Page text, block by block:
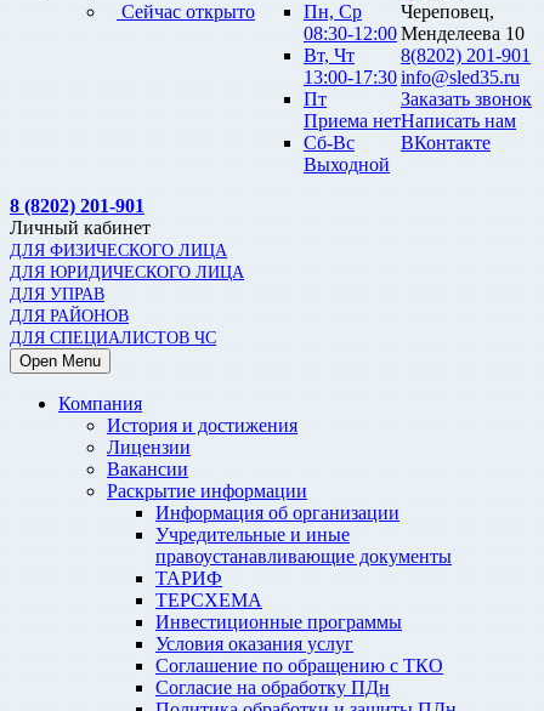
Сейчас открыто
Пн, Ср
08:30-12:00
Вт, Чт
13:00-17:30
Пт
Приема нет
Сб-Вс
Выходной
Череповец,
Менделеева 10
8(8202) 201-901
info@sled35.ru
Заказать звонок
Написать нам
ВКонтакте
8 (8202) 201-901
Личный кабинет
ДЛЯ ФИЗИЧЕСКОГО ЛИЦА
ДЛЯ ЮРИДИЧЕСКОГО ЛИЦА
ДЛЯ УПРАВ
ДЛЯ РАЙОНОВ
ДЛЯ СПЕЦИАЛИСТОВ ЧС
Open Menu
Компания
История и достижения
Лицензии
Вакансии
Раскрытие информации
Информация об организации
Учредительные и иные
правоустанавливающие документы
ТАРИФ
ТЕРСХЕМА
Инвестиционные программы
Условия оказания услуг
Соглашение по обращению с ТКО
Согласие на обработку ПДн